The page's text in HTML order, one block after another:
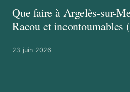
Que faire à Argelès-sur-
Racou et incontournables
23 juin 2026